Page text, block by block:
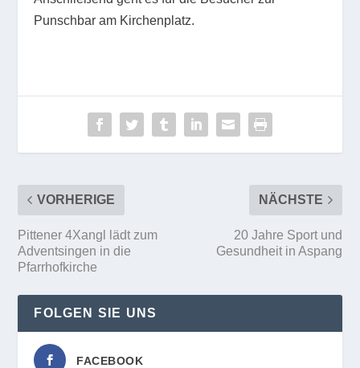
Punschbar am Kirchenplatz.
VORHERIGE
Pittener 4Xangl lädt zum
Adventsingen in die
Pfarrhofkirche
NÄCHSTE
20 Jahre Sport und
Gesundheit in Aspang
FOLGEN SIE UNS
FACEBOOK